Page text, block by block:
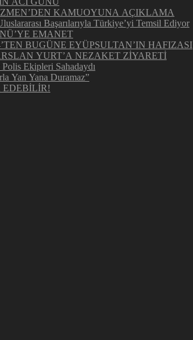
KAMUOYUNA AÇIKLAMA
Başarılarıyla Türkiye’yi Temsil Ediyor
EMANET
BUGÜNE EYÜPSULTAN’IN HAFIZASI
YURT’A NEZAKET ZİYARETİ
Ekipleri Sahadaydı
Yan Yana Duramaz”